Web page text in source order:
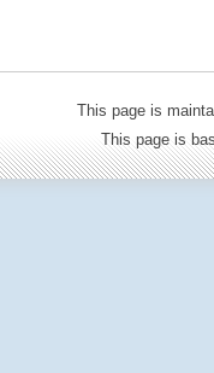
This page is
This page is